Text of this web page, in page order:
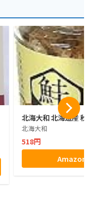
北海大和 北海道産
北海大和
518円
Amazon